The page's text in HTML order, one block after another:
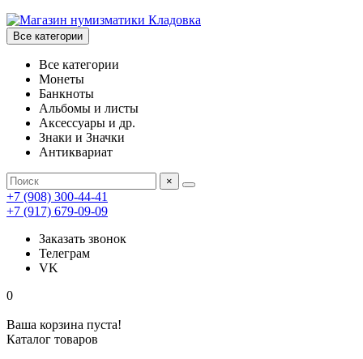
Все категории
Все категории
Монеты
Банкноты
Альбомы и листы
Аксессуары и др.
Знаки и Значки
Антиквариат
×
+7 (908) 300-44-41
+7 (917) 679-09-09
Заказать звонок
Телеграм
VK
0
Ваша корзина пуста!
Каталог товаров